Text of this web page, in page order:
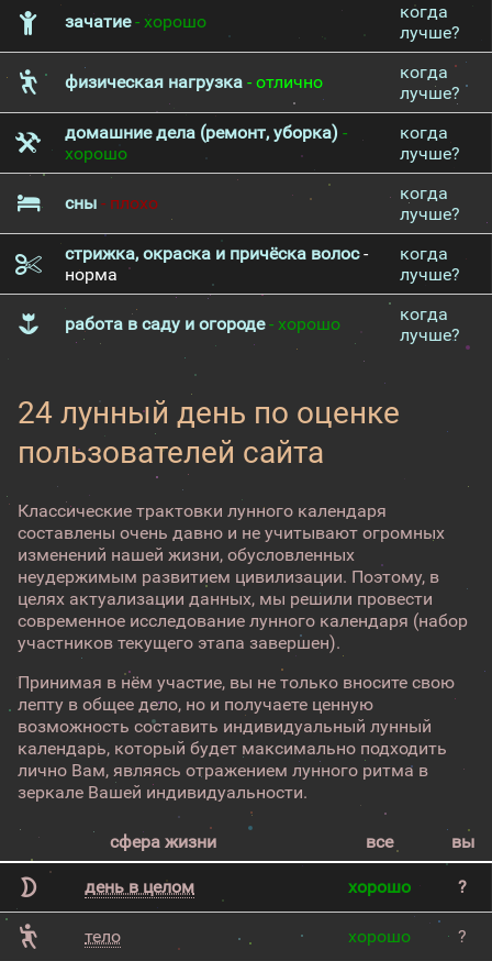
зачатие- хорошо
когда
лучше?
физическая нагрузка - отлично
когда
лучше?
домашние дела (ремонт, уборка) -
хорошо
когда
лучше?
сны - плохо
когда
лучше?
стрижка, окраска и причёска волос-
норма
когда
лучше?
работа в саду и огороде- хорошо
когда
лучше?
24 лунный день по оценке
пользователей сайта
Классические трактовки лунного календаря
составлены очень давно и не учитывают огромных
изменений нашей жизни, обусловленных
неудержимым развитием цивилизации. Поэтому, в
целях актуализации данных, мы решили провести
современное исследование лунного календаря (набор
участников текущего этапа завершен).
Принимая в нём участие, вы не только вносите свою
лепту в общее дело, но и получаете ценную
возможность составить индивидуальный лунный
календарь, который будет максимально подходить
лично Вам, являясь отражением лунного ритма в
зеркале Вашей индивидуальности.
сфера жизни все вы
день в целом хорошо ?
тело хорошо ?